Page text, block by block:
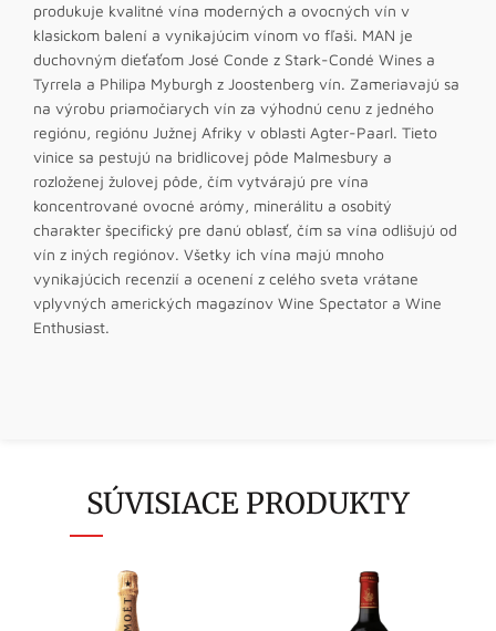
produkuje kvalitné vína moderných a ovocných vín v
klasickom balení a vynikajúcim vínom vo fľaši. MAN je
duchovným dieťaťom José Conde z Stark-Condé Wines a
Tyrrela a Philipa Myburgh z Joostenberg vín. Zameriavajú sa
na výrobu priamočiarych vín za výhodnú cenu z jedného
regiónu, regiónu Južnej Afriky v oblasti Agter-Paarl. Tieto
vinice sa pestujú na bridlicovej pôde Malmesbury a
rozloženej žulovej pôde, čím vytvárajú pre vína
koncentrované ovocné arómy, minerálitu a osobitý
charakter špecifický pre danú oblasť, čím sa vína odlišujú od
vín z iných regiónov. Všetky ich vína majú mnoho
vynikajúcich recenzií a ocenení z celého sveta vrátane
vplyvných amerických magazínov Wine Spectator a Wine
Enthusiast.
SÚVISIACE PRODUKTY